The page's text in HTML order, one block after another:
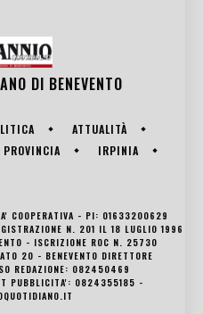
DI BENEVENTO
ATTUALITÀ
PROVINCIA
IRPINIA
COOPERATIVA - PI: 01633200629
N. 201 IL 18 LUGLIO 1996
- ISCRIZIONE ROC N. 25730
20 - BENEVENTO DIRETTORE
REDAZIONE: 082450469
PUBBLICITA': 0824355185 -